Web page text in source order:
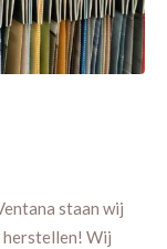
staan wij
herstellen! Wij